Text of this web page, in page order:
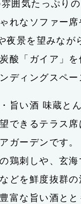
囲気たっぷりの
れなソファー席
夜景を望みなが
酸「ガイア」
ディングスペー
旨い酒 味蔵とん
できるテラス
ガーデンです。
鶏刺しや、玄海
どを鮮度抜群の
富な旨い酒とと